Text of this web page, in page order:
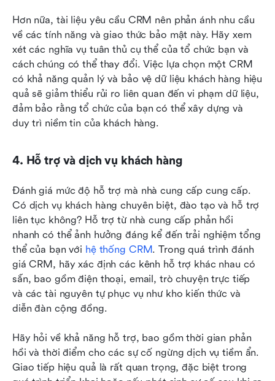
Hơn nữa, tài liệu yêu cầu CRM nên phản ánh nhu cầu
về các tính năng và giao thức bảo mật này. Hãy xem
xét các nghĩa vụ tuân thủ cụ thể của tổ chức bạn và
cách chúng có thể thay đổi. Việc lựa chọn một CRM
có khả năng quản lý và bảo vệ dữ liệu khách hàng hiệu
quả sẽ giảm thiểu rủi ro liên quan đến vi phạm dữ liệu,
đảm bảo rằng tổ chức của bạn có thể xây dựng và
duy trì niềm tin của khách hàng.
4. Hỗ trợ và dịch vụ khách hàng
Đánh giá mức độ hỗ trợ mà nhà cung cấp cung cấp.
Có dịch vụ khách hàng chuyên biệt, đào tạo và hỗ trợ
liên tục không? Hỗ trợ từ nhà cung cấp phản hồi
nhanh có thể ảnh hưởng đáng kể đến trải nghiệm tổng
thể của bạn với hệ thống CRM. Trong quá trình đánh
giá CRM, hãy xác định các kênh hỗ trợ khác nhau có
sẵn, bao gồm điện thoại, email, trò chuyện trực tiếp
và các tài nguyên tự phục vụ như kho kiến thức và
diễn đàn cộng đồng.
Hãy hỏi về khả năng hỗ trợ, bao gồm thời gian phản
hồi và thời điểm cho các sự cố ngừng dịch vụ tiềm ẩn.
Giao tiếp hiệu quả là rất quan trọng, đặc biệt trong